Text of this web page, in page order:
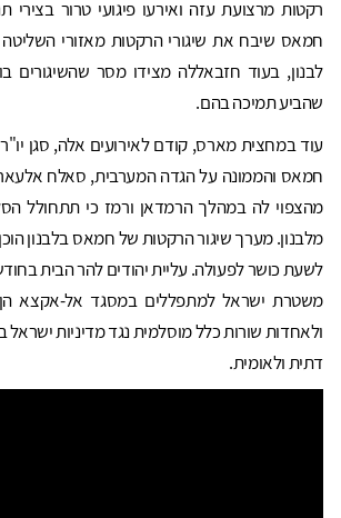
רקטות מרצועת עזה ואירעו פיגועי טרור בצירי
חמאס שיבח את שיגורי הרקטות מאזורי
לבנון, בעוד חזבאללה מצידו מסר שהשיגורים
שהביע תמיכה בהם.
עוד במחצית מארס, קודם לאירועים אלה, סגן
חמאס והממונה על הגדה המערבית, סאלח
מהצפוי לה במהלך הרמדאן ורמז כי תתחולל
מלבנון. מערך שיגור הרקטות של חמאס בלבנון
לשעת כושר לפעולה. עליית יהודים להר הבית
משטרת ישראל למתפללים במסגד אל-אקצא
ולאחדות שורות כלל מוסלמית נגד מדיניות
דתית ולאומית.